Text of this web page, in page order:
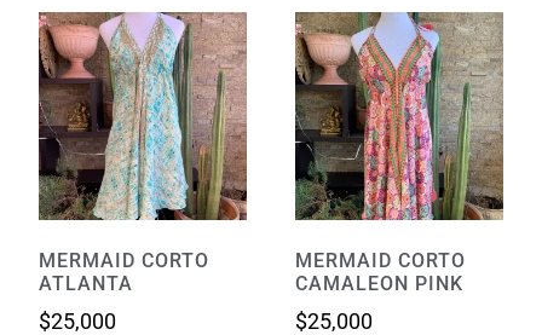
MERMAID CORTO
ATLANTA
$25,000
MERMAID CORTO
CAMALEON PINK
$25,000